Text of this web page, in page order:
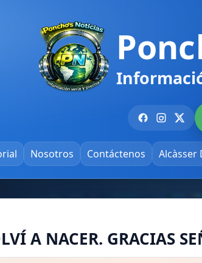
Nosotros Contáctenos Alcàsser
A NACER. GRACIAS